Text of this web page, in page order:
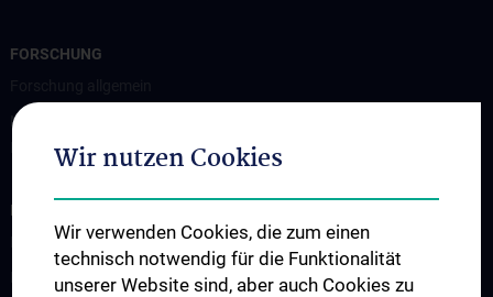
FORSCHUNG
Nationales Referenzzentrum für Gesundheitssystem-assoziierte
Infektionen und Krankenhaushygiene (NRZ HAI und KHH)
INFORMATIONEN FÜR MEDIZINISCHES FACHPERSONAL
Hygienemappe
Krankenhausinfektionen
Wir nutzen Cookies
Wir verwenden Cookies, die zum einen
technisch notwendig für die Funktionalität
unserer Website sind, aber auch Cookies zu